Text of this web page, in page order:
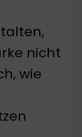
nicht
wie